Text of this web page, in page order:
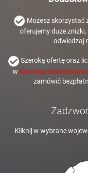
Możesz skorzystać
oferujemy duże
odwiedzaj
Szeroką ofertę oraz
w katalogu naszych
zamówić
Kliknij w wybrane